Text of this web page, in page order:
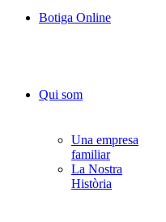
Botiga Online
Qui som
Una empresa
familiar
La Nostra
Història